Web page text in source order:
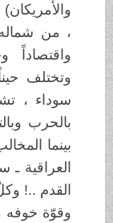
والأمريكان)
، من شماله
واقتصاداً
وتختلف
سوداء ،
بالحرب
بينما
العراقية ـ
القدم ..!
وقوّة خوفه